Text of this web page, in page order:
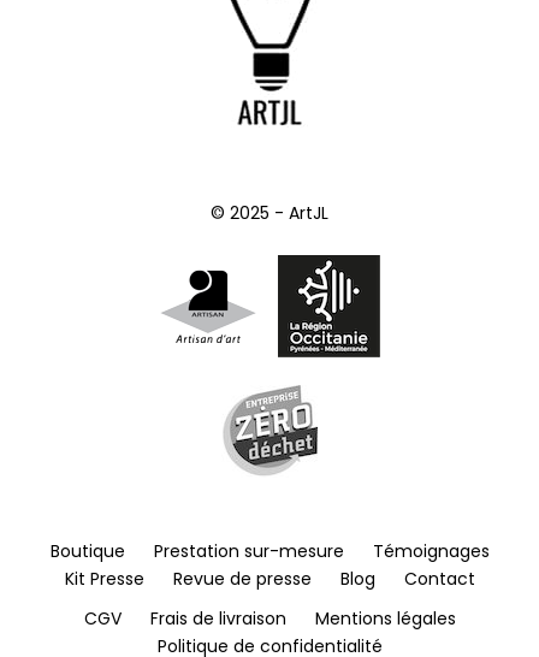
© 2025 - ArtJL
Boutique Prestation sur-mesure
Témoignages
Kit Presse
Revue de presse Blog
Contact
CGV
Frais de livraison
Mentions légales
Politique de confidentialité